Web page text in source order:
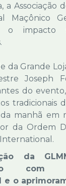
a Associação
Maçônico
o impacto
da Grande
Joseph
do
tradicionais
manhã em
da Ordem
da
com
e o